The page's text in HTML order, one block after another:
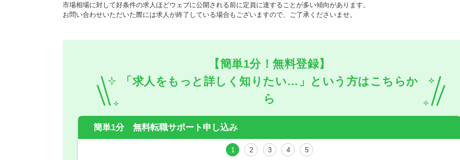
市場相場に対して好条件の求人ほどウェブに公開される前に定員に達することが多い傾向があります。
お問い合わせいただいた際には求人が終了している場合もございますので、ご了承くださいませ。
【簡単1分！無料登録】
「求人をもっと詳しく知りたい…」
という方はこちらか
ら
簡単1分 無料転職サポート申し込み
1 2 3 4 5